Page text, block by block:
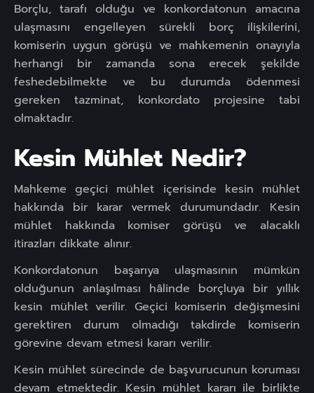
Borçlu, tarafı olduğu ve konkordatonun amacına
ulaşmasını engelleyen sürekli borç ilişkilerini,
komiserin uygun görüşü ve mahkemenin onayıyla
herhangi bir zamanda sona erecek şekilde
feshedebilmekte ve bu durumda ödenmesi
gereken tazminat, konkordato projesine tabi
olmaktadır.
Kesin Mühlet Nedir?
Mahkeme geçici mühlet içerisinde kesin mühlet
hakkında bir karar vermek durumundadır. Kesin
mühlet hakkında komiser görüşü ve alacaklı
itirazları dikkate alınır.
Konkordatonun başarıya ulaşmasının mümkün
olduğunun anlaşılması hâlinde borçluya bir yıllık
kesin mühlet verilir. Geçici komiserin değişmesini
gerektiren durum olmadığı takdirde komiserin
görevine devam etmesi kararı verilir.
Kesin mühlet sürecinde de başvurucunun koruması
devam etmektedir. Kesin mühlet kararı ile birlikte